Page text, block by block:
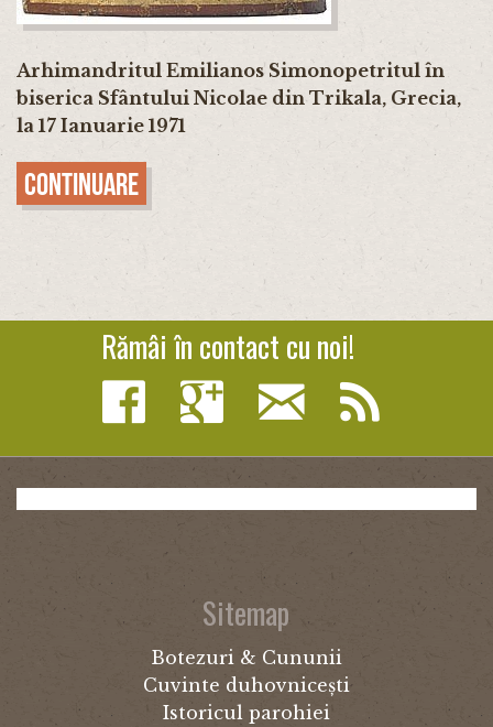
Arhimandritul Emilianos Simonopetritul în
biserica Sfântului Nicolae din Trikala, Grecia,
la 17 Ianuarie 1971
Continuare
Rămâi în contact cu noi!
Sitemap
Botezuri & Cununii
Cuvinte duhovnicești
Istoricul parohiei